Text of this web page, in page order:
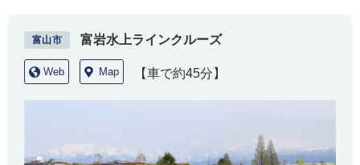
富山市 富岩水上ラインクルーズ
Web Map 【車で約45分】